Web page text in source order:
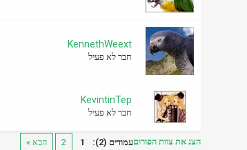
KennethWeext
חבר לא פעיל
KevintinTep
חבר לא פעיל
הצג את צוות הפורוםעמודים (2): 1
2 הבא »